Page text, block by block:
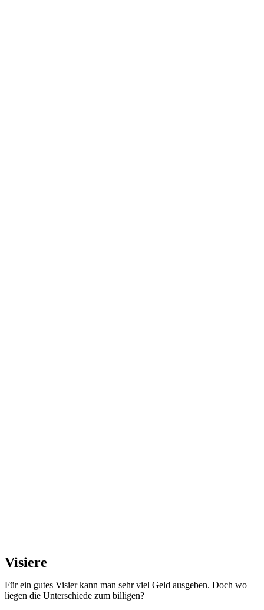
Visiere
Für ein gutes Visier kann man sehr viel Geld ausgeben. Doch wo
liegen die Unterschiede zum billigen?